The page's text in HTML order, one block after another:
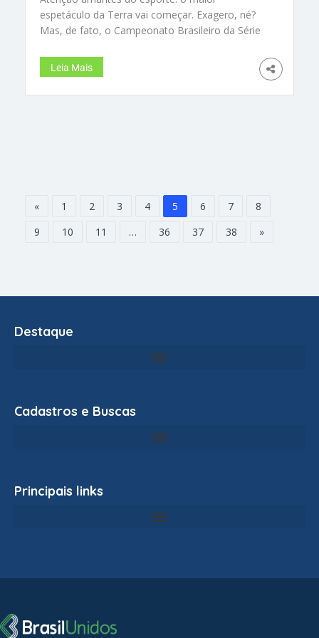
espetáculo da Terra vai começar. Exagero, né?
Mas, de fato, o Campeonato Brasileiro da Série
clubes de futebol do planeta, terá início nesta
quarta-feira (28 de janeiro), com 20 equipes
disputando o cobiçado título, que hoje está nas
Leia Mais
« 1 2 3 4 5 6 7
8
9
10 11 … 36 37 38 »
Destaque
Cadastros e Buscas
Principais links